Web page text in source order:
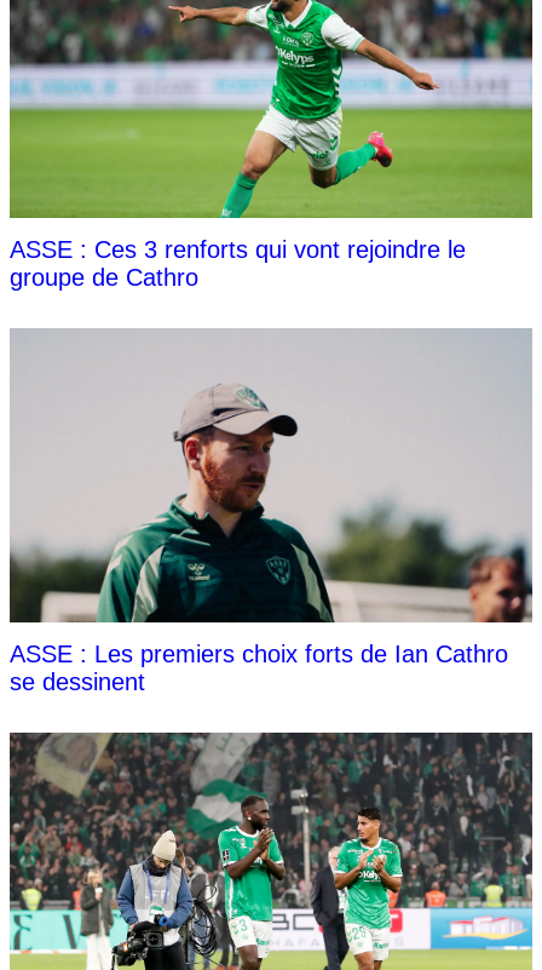
ASSE : Ces 3 renforts qui vont rejoindre le
groupe de Cathro
ASSE : Les premiers choix forts de Ian Cathro
se dessinent